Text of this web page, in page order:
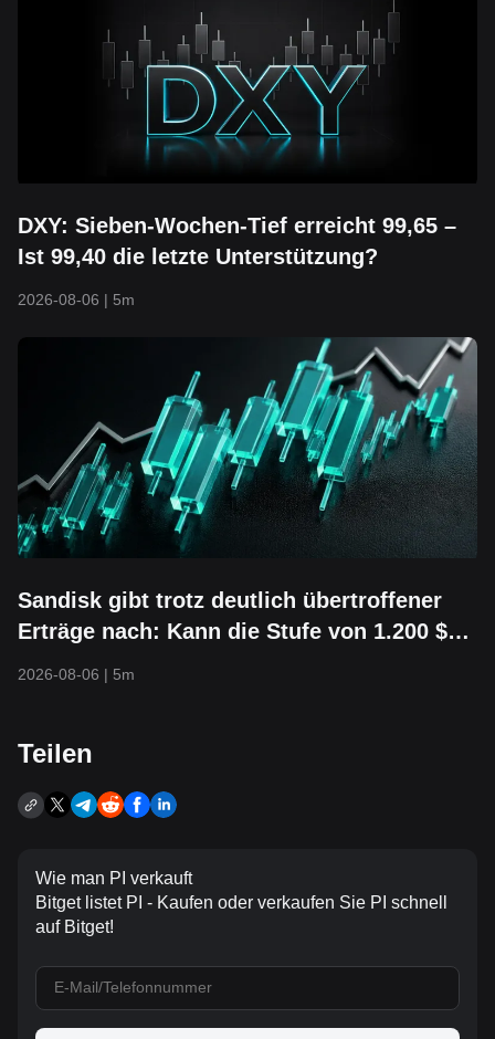
DXY: Sieben-Wochen-Tief erreicht 99,65 –
Ist 99,40 die letzte Unterstützung?
2026-08-06 | 5m
Sandisk gibt trotz deutlich übertroffener
Erträge nach: Kann die Stufe von 1.200 $
2026-08-06 | 5m
Teilen
Wie man PI verkauft
Bitget listet PI - Kaufen oder verkaufen Sie PI schnell
auf Bitget!